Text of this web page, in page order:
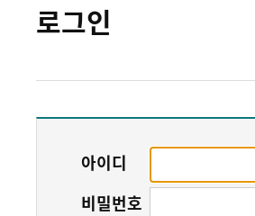
로그인
아이디
비밀번호